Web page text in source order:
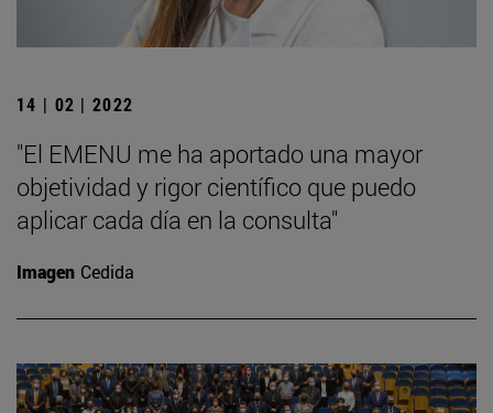
14 | 02 | 2022
"El EMENU me ha aportado una mayor
objetividad y rigor científico que puedo
aplicar cada día en la consulta"
Imagen Cedida